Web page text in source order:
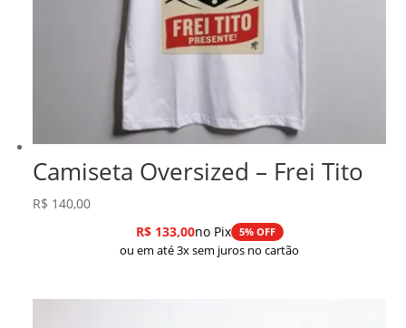
Camiseta Oversized – Frei Tito
R$ 140,00
R$133,00no Pix 5% OFF
ou em até 3x sem juros no cartão